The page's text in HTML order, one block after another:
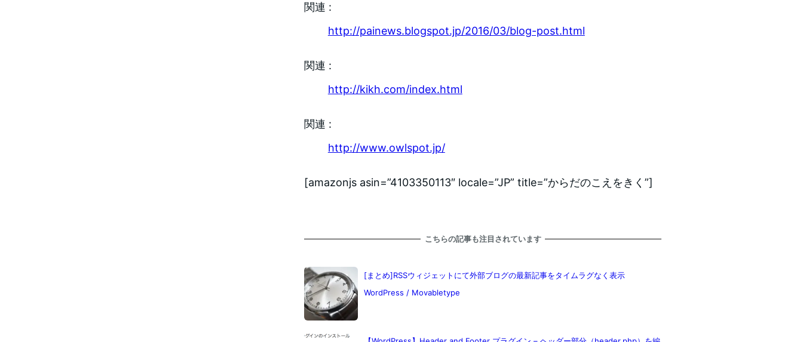
関連 :
http://painews.blogspot.jp/2016/03/blog-post.html
関連 :
http://kikh.com/index.html
関連 :
http://www.owlspot.jp/
[amazonjs asin=”4103350113″ locale=”JP” title=”からだのこえをきく”]
こちらの記事も注目されています
[まとめ]RSSウィジェットにて外部ブログの最新記事をタイムラグなく表示
WordPress / Movabletype